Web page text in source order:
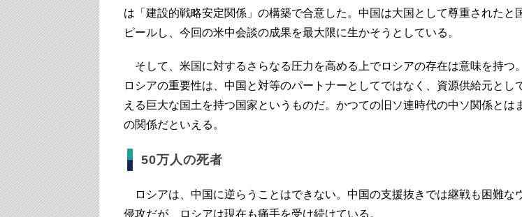
は「建設的戦略安定関係」の構築で合意した。中国は大国として尊重されたと
ピールし、今回の米中会談の成果を最大限に生かそうとしている。
そして、米国に対するさらなる圧力を高める上でロシアの存在は意味を持つ
ロシアの重要性は、中国と対等のパートナーとしてではなく、資源供給元とし
える巨大な国土を持つ国家というものだ。かつての旧ソ連時代の中ソ関係とは
の関係だといえる。
50万人の死者
ロシアは、中国に逆らうことはできない。中国の支援抜きでは継戦も困難な
侵攻だが、ロシアは現在も痛手を受け続けている。